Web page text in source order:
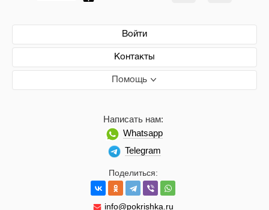
Войти
Контакты
Помощь
Поделиться:
info@pokrishka.ru
Написать нам:
Whatsapp
Telegram